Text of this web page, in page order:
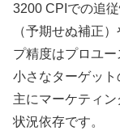
3200 CPIでの追
（予期せぬ補正
プ精度はプロユ
小さなターゲッ
主にマーケティ
状況依存です。